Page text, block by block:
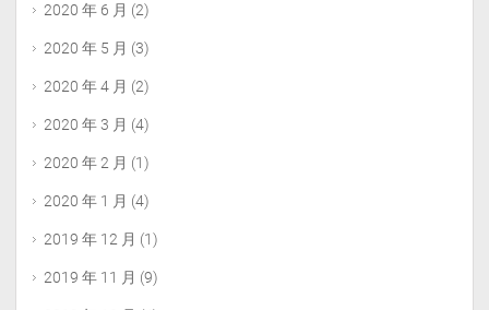
2020 年 6 月 (2)
2020 年 5 月 (3)
2020 年 4 月 (2)
2020 年 3 月 (4)
2020 年 2 月 (1)
2020 年 1 月 (4)
2019 年 12 月 (1)
2019 年 11 月 (9)